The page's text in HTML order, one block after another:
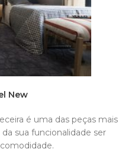
New
é uma das peças mais
sua funcionalidade ser